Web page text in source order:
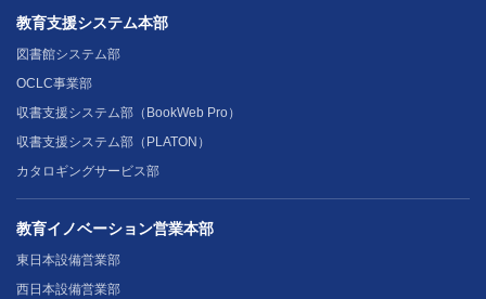
教育支援システム本部
図書館システム部
OCLC事業部
収書支援システム部（BookWeb Pro）
収書支援システム部（PLATON）
カタロギングサービス部
教育イノベーション営業本部
東日本設備営業部
西日本設備営業部